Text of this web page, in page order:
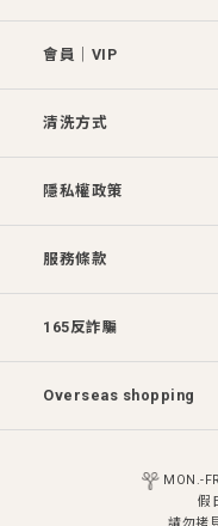
會員│VIP
清洗方式
隱私權政策
服務條款
165反詐騙
Overseas shopping
MON.-
假